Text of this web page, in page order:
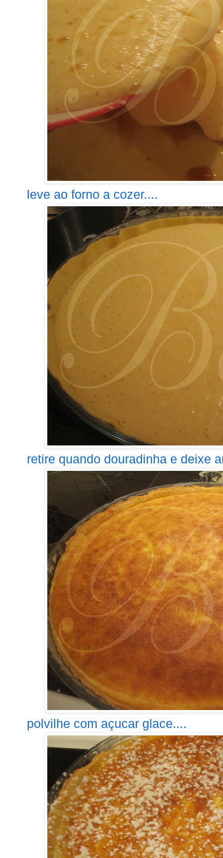
leve ao forno a cozer....
retire quando douradinha e deixe
polvilhe com açucar glace....